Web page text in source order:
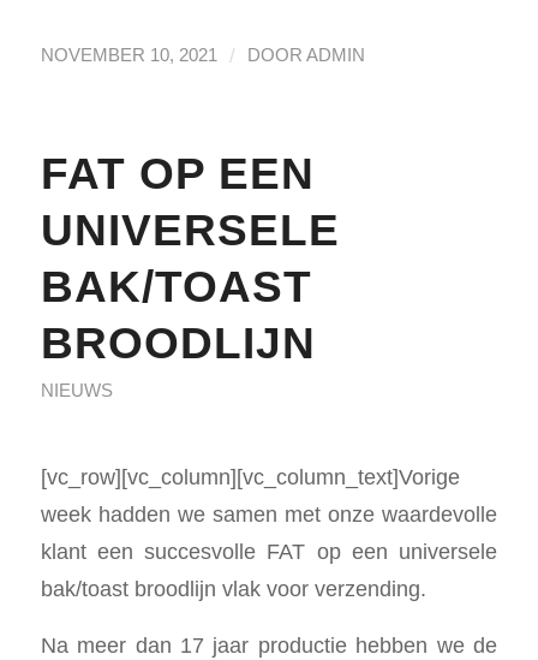
NOVEMBER 10, 2021 / DOOR ADMIN
FAT OP EEN
UNIVERSELE
BAK/TOAST
BROODLIJN
NIEUWS
[vc_row][vc_column][vc_column_text]Vorige
week hadden we samen met onze waardevolle
klant een succesvolle FAT op een universele
bak/toast broodlijn vlak voor verzending.
Na meer dan 17 jaar productie hebben we de